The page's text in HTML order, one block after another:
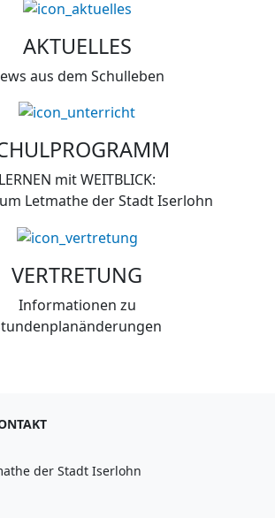
AKTUELLES
aus dem Schulleben
LERNEN mit WEITBLICK:
Letmathe der Stadt Iserlohn
VERTRETUNG
Informationen zu
der Stadt Iserlohn